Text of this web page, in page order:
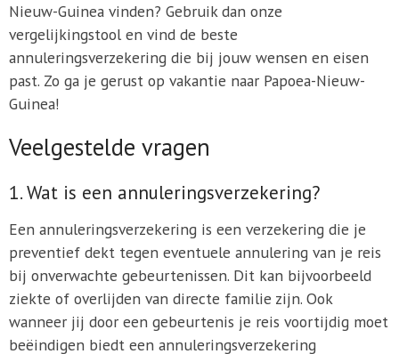
Nieuw-Guinea vinden? Gebruik dan onze
vergelijkingstool en vind de beste
annuleringsverzekering die bij jouw wensen en eisen
past. Zo ga je gerust op vakantie naar Papoea-Nieuw-
Guinea!
Veelgestelde vragen
1. Wat is een annuleringsverzekering?
Een annuleringsverzekering is een verzekering die je
preventief dekt tegen eventuele annulering van je reis
bij onverwachte gebeurtenissen. Dit kan bijvoorbeeld
ziekte of overlijden van directe familie zijn. Ook
wanneer jij door een gebeurtenis je reis voortijdig moet
beëindigen biedt een annuleringsverzekering